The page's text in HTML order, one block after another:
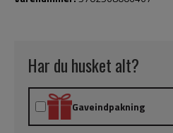
Har du husket alt?
Gaveindpakning